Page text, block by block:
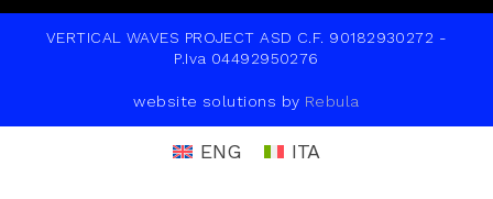
VERTICAL WAVES PROJECT ASD C.F. 90182930272 -
P.Iva 04492950276
website solutions by Rebula
ENG ITA